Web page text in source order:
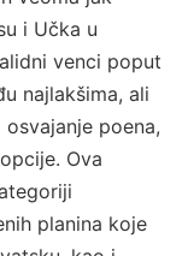
i Učka u
venci poput
najlakšima, ali
poena,
Ova
planina koje